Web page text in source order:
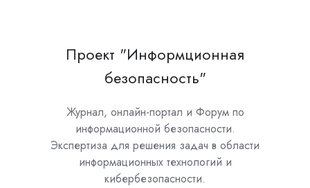
Проект "Информционная
безопасность"
Журнал, онлайн-портал и Форум по
информационной безопасности.
Экспертиза для решения задач в области
информационных технологий и
кибербезопасности.